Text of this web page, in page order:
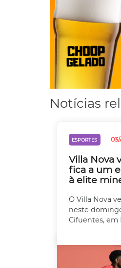
Notícias
ESPORTES 03/
Villa Nova
fica a um
à elite
O Villa Nova
neste
Cifuentes, em